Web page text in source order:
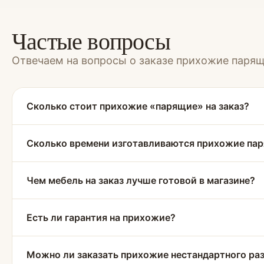
Частые вопросы
Отвечаем на вопросы о заказе прихожие
Сколько стоит прихожие «парящие» на заказ?
Сколько времени изготавливаются прихожие
Чем мебель на заказ лучше готовой в магазине?
Есть ли гарантия на прихожие?
Можно ли заказать прихожие нестандартного